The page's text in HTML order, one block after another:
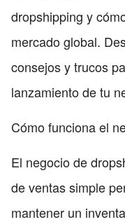
dropshipping y
mercado global.
consejos y trucos
lanzamiento de tu
Cómo funciona el
El negocio de
de ventas simple
mantener un